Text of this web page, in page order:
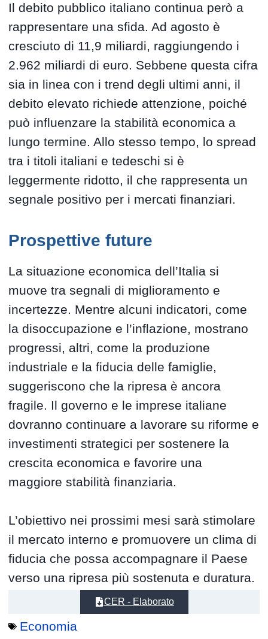
Il debito pubblico italiano continua però a
rappresentare una sfida. Ad agosto è
cresciuto di 11,9 miliardi, raggiungendo i
2.962 miliardi di euro. Sebbene questa cifra
sia in linea con i trend degli ultimi anni, il
debito elevato richiede attenzione, poiché
può influenzare la stabilità economica a
lungo termine. Allo stesso tempo, lo spread
tra i titoli italiani e tedeschi si è
leggermente ridotto, il che rappresenta un
segnale positivo per i mercati finanziari.
Prospettive future
La situazione economica dell’Italia si
muove tra segnali di miglioramento e
incertezze. Mentre alcuni indicatori, come
la disoccupazione e l’inflazione, mostrano
progressi, altri, come la produzione
industriale e la fiducia delle famiglie,
suggeriscono che la ripresa è ancora
fragile. Il governo e le imprese italiane
dovranno continuare a lavorare su riforme e
investimenti strategici per sostenere la
crescita economica e favorire una
maggiore stabilità finanziaria.
L’obiettivo nei prossimi mesi sarà stimolare
il mercato interno e promuovere un clima di
fiducia che possa accompagnare il Paese
verso una ripresa più sostenuta e duratura.
CER - Elaborato
Economia